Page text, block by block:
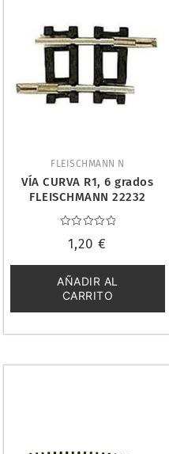
FLEISCHMANN N
VÍA CURVA R1, 6 grados
FLEISCHMANN 22232
con
de
5
1,20€
AÑADIR AL
CARRITO